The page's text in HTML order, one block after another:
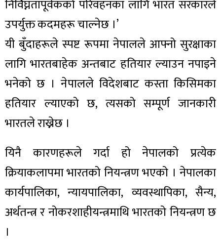
निर्विघ्नतापूर्वकको परिवहनका लागि भारत सरकारले
उपर्युक्त कदमहरू चाल्नेछ ।’
यी बुँदाहरूले स्पष्ट रूपमा नेपालले आफ्नो सुरक्षाका
लागि भारतबाहेक अन्तबाट हतियार ल्याउन नपाइने
भनेको छ । नेपालले विदेशबाट कस्ता किसिमका
हतियार ल्याएको छ, त्यसको सम्पूर्ण जानकारी
भारतले राख्नेछ ।
यिनै कारणहरूले गर्दा हो नेपालको प्रत्येक
क्रियाकलापमा भारतको नियन्त्रण भएको । नेपालका
कार्यपालिका, न्यायपालिका, व्यवस्थापिका, सैन्य,
अर्थतन्त्र र नोकरशाहीयन्त्रमाथि भारतको नियन्त्रण छ
।